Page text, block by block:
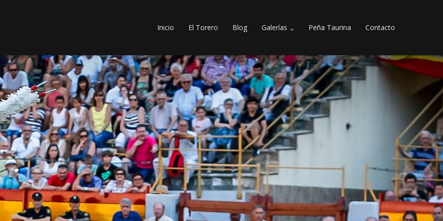
Inicio El Torero Blog Galerías Peña Taurina Contacto